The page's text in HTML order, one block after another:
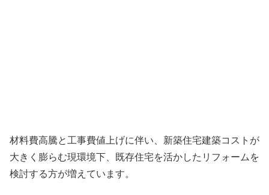
材料費高騰と工事費値上げに伴い、新築住宅建築コストが
大きく膨らむ現環境下、既存住宅を活かしたリフォームを
検討する方が増えています。